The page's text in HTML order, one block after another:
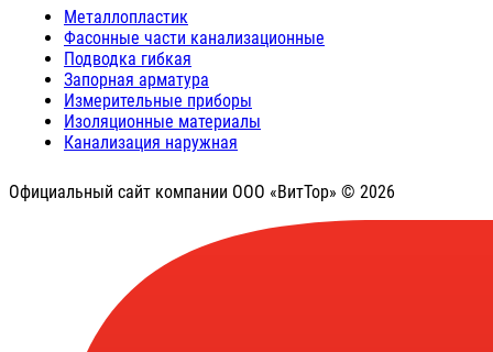
Металлопластик
Фасонные части канализационные
Подводка гибкая
Запорная арматура
Измерительные приборы
Изоляционные материалы
Канализация наружная
Официальный сайт компании ООО «ВитТор» © 2026